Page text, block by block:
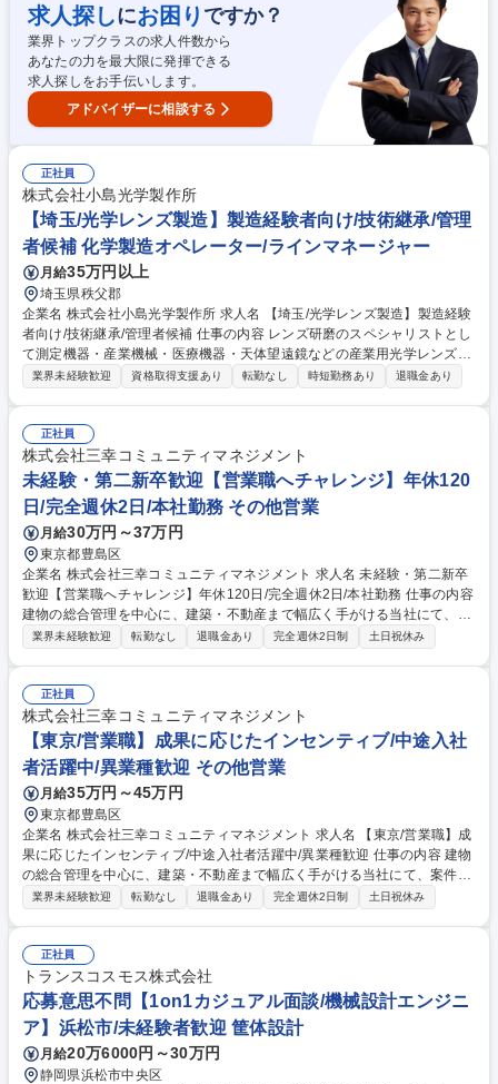
いただきます。数値を見たり図面を確認しながら、実際に形を作り上げて
いく作業です。入社後は簡単な作業からスタートし、適性を見ながら1課
か2課のどちらかに配属を決定します。単純作業ではなく、試行錯誤しな
がら探究心を持って取り組める環境です。数値分析や形を描くことが好き
な方に向いている職種です。 募集職種 【埼玉/レンズ製造（削る・磨
く）】/未経験歓迎/技術継承
求人探しにお困り ですか？
業界トップクラスの求人件数から
あなたの力を最大限に発揮できる
求人探しをお手伝いします。
アドバイザーに相談する
正社員
株式会社小島光学製作所
【埼玉/光学レンズ製造】製造経験者向け/技術継承/管理
者候補 化学製造オペレーター/ラインマネージャー
月給35万円以上
埼玉県秩父郡
企業名 株式会社小島光学製作所 求人名 【埼玉/光学レンズ製造】製造経験
者向け/技術継承/管理者候補 仕事の内容 レンズ研磨のスペシャリストとし
て測定機器・産業機械・医療機器・天体望遠鏡などの産業用光学レンズを
製造している当社にて、レンズの加工・組立オペレーターをお任せしま
す。単純作業ではなく、試行錯誤しながら探究心を持って取り組める環境
です。1～2年後に管理者として活躍いただくことを期待したポジションで
す。 募集職種 【埼玉/光学レンズ製造】製造経験者向け/技術継承/管理者候
業界未経験歓迎 資格取得支援あり 転勤なし 時短勤務あり 退職金あり
正社員
株式会社三幸コミュニティマネジメント
未経験・第二新卒歓迎【営業職へチャレンジ】年休120
日/完全週休2日/本社勤務 その他営業
月給30万円～37万円
東京都豊島区
企業名 株式会社三幸コミュニティマネジメント 求人名 未経験・第二新卒
歓迎【営業職へチャレンジ】年休120日/完全週休2日/本社勤務 仕事の内容
建物の総合管理を中心に、建築・不動産まで幅広く手がける当社にて、入
札対応や案件獲得を担う営業担当を募集します！ ～これまでの経験・知識
きます。最初は先輩の営業同行や入札プロセスの説明を受けながら、OJT
で基礎を習得し、実務理解を深めていただき、未経験からでも幅広い業務
を経験しながら当社の営業としてのスキルを高めることが可能です！ ★実
績に応じたインセンティブを支給★ 募集職種 未経験・第二新卒歓迎【営
業職へチャレンジ】年休120日/完全週休2日/本社勤務
業界未経験歓迎 転勤なし 退職金あり 完全週休2日制 土日祝休み
正社員
株式会社三幸コミュニティマネジメント
【東京/営業職】成果に応じたインセンティブ/中途入社
者活躍中/異業種歓迎 その他営業
月給35万円～45万円
東京都豊島区
企業名 株式会社三幸コミュニティマネジメント 求人名 【東京/営業職】成
果に応じたインセンティブ/中途入社者活躍中/異業種歓迎 仕事の内容 建物
の総合管理を中心に、建築・不動産まで幅広く手がける当社にて、案件獲
得や入札対応・既存物件の管理計画策定を担う営業職をお任せします！～
や入札プロセスのレクチャーを受けながら、当社独自の営業スタイルをキ
ャッチアップいただきます。 習熟後は、既存物件の年間管理計画の策定や
現場スタッフ管理にも挑戦可能で幅広いスキルも身に着けることが可能で
す！ 募集職種 【東京/営業職】成果に応じたインセンティブ/中途入社者活
躍中/異業種歓迎
業界未経験歓迎 転勤なし 退職金あり 完全週休2日制 土日祝休み
正社員
トランスコスモス株式会社
応募意思不問【1on1カジュアル面談/機械設計エンジニ
ア】浜松市/未経験者歓迎 筐体設計
月給20万6000円～30万円
静岡県浜松市中央区